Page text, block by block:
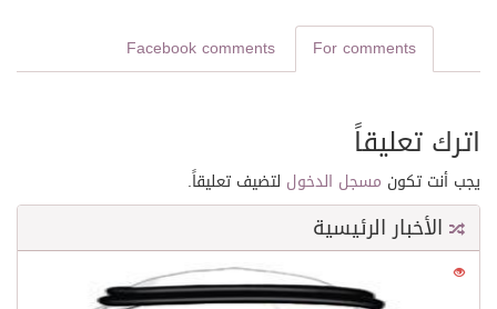
For comments
Facebook comments
اترك تعليقاً
يجب أنت تكون مسجل الدخول لتضيف تعليقاً.
الأخبار الرئيسية
21564